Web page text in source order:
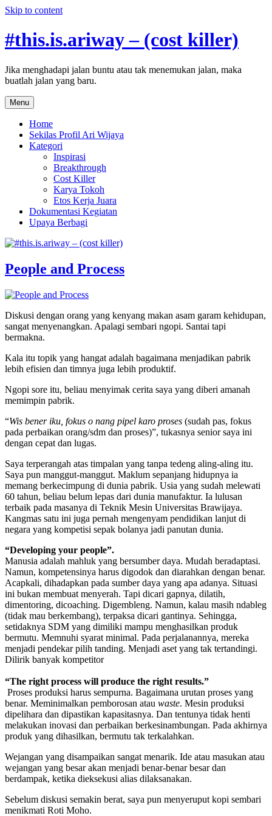
Skip to content
#this.is.ariway – (cost killer)
Jika menghadapi jalan buntu atau tak menemukan jalan, maka
buatlah jalan yang baru.
Menu
Home
Sekilas Profil Ari Wijaya
Kategori
Inspirasi
Breakthrough
Cost Killer
Karya Tokoh
Etos Kerja Juara
Dokumentasi Kegiatan
Upaya Berbagi
People and Process
Diskusi dengan orang yang kenyang makan asam garam kehidupan,
sangat menyenangkan. Apalagi sembari ngopi. Santai tapi
bermakna.
Kala itu topik yang hangat adalah bagaimana menjadikan pabrik
lebih efisien dan timnya juga lebih produktif.
Ngopi sore itu, beliau menyimak cerita saya yang diberi amanah
memimpin pabrik.
“Wis bener iku, fokus o nang pipel karo proses (sudah pas, fokus
pada perbaikan orang/sdm dan proses)”, tukasnya senior saya ini
dengan cepat dan lugas.
Saya terperangah atas timpalan yang tanpa tedeng aling-aling itu.
Saya pun manggut-manggut. Maklum sepanjang hidupnya ia
memang berkecimpung di dunia pabrik. Usia yang sudah melewati
60 tahun, beliau belum lepas dari dunia manufaktur. Ia lulusan
terbaik pada masanya di Teknik Mesin Universitas Brawijaya.
Kangmas satu ini juga pernah mengenyam pendidikan lanjut di
negara yang kompetisi sepak bolanya jadi panutan dunia.
“Developing your people”.
Manusia adalah mahluk yang bersumber daya. Mudah beradaptasi.
Namun, kompetensinya harus digodok dan diarahkan dengan benar.
Acapkali, dihadapkan pada sumber daya yang apa adanya. Situasi
ini bukan membuat menyerah. Tapi dicari gapnya, dilatih,
dimentoring, dicoaching. Digembleng. Namun, kalau masih ndableg
(tidak mau berkembang), terpaksa dicari gantinya. Sehingga,
setidaknya SDM yang dimiliki mampu menghasilkan produk
bermutu. Memnuhi syarat minimal. Pada perjalanannya, mereka
menjadi pendekar pilih tanding. Menjadi aset yang tak tertandingi.
Dilirik banyak kompetitor
“The right process will produce the right results.”
Proses produksi harus sempurna. Bagaimana urutan proses yang
benar. Meminimalkan pemborosan atau waste. Mesin produksi
dipelihara dan dipastikan kapasitasnya. Dan tentunya tidak henti
melakukan inovasi dan perbaikan berkesinambungan. Pada akhirnya
produk yang dihasilkan, bermutu tak terkalahkan.
Wejangan yang disampaikan sangat menarik. Ide atau masukan atau
wejangan yang besar akan menjadi benar-benar besar dan
berdampak, ketika dieksekusi alias dilaksanakan.
Sebelum diskusi semakin berat, saya pun menyeruput kopi sembari
menikmati Roti Moho.